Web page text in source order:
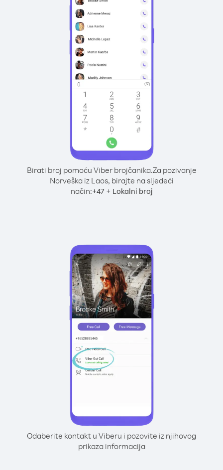
Birati broj pomoću Viber brojčanika.Za pozivanje
Norveška iz Laos, birajte na sljedeći
način:+47+ Lokalni broj
Odaberite kontakt u Viberu i pozovite iz njihovog
prikaza informacija